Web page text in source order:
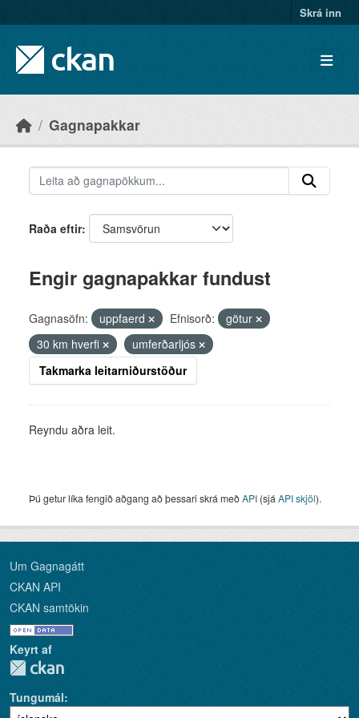
Skrá inn
Gagnapakkar
Raða eftir
Engir gagnapakkar fundust
Gagnasöfn: uppfaerd Efnisorð:
götur
30 km hverfi
umferðarljós
Takmarka leitarniðurstöður
Reyndu aðra leit.
Þú getur líka fengið aðgang að þessari skrá meðAPI (sjá API skjöl).
Um Gagnagátt
CKAN API
CKAN samtökin
Keyrt af
Tungumál